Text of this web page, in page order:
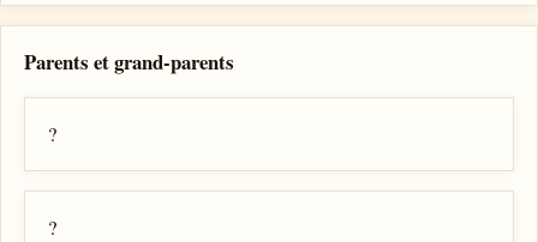
Parents et grand-parents
?
?